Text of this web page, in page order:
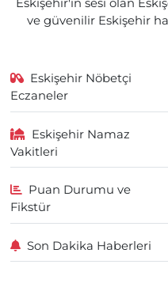
Eskişehir'in sesi olan
ve güvenilir Eskişehir
Eskişehir Nöbetçi
Eczaneler
Eskişehir Namaz
Vakitleri
Puan Durumu ve
Fikstür
Son Dakika Haberleri